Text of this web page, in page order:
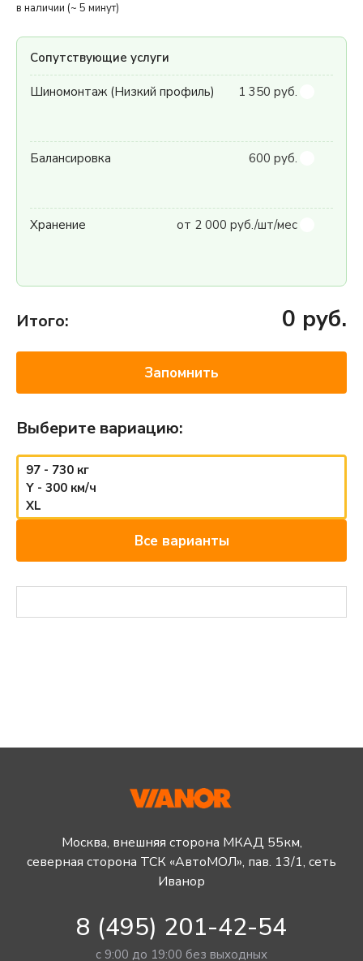
в наличии (~ 5 минут)
Сопутствующие услуги
Шиномонтаж (Низкий профиль) 1 350 руб.
Балансировка 600 руб.
Хранение от 2 000 руб./шт/мес
Итого: 0 руб.
Запомнить
Выберите вариацию:
97 - 730 кг
Y - 300 км/ч
XL
Все варианты
Москва, внешняя сторона МКАД 55км,
северная сторона ТСК «АвтоМОЛ», пав. 13/1, сеть
Иванор
8 (495) 201-42-54
с 9:00 до 19:00 без выходных